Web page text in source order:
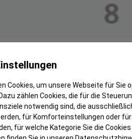
­darauf achten,­
gilt­ nicht­ nur ­für
Regel­ vor ­allem ­bei­
WW­Aufnahmen
­des ­Fotos­ führt.
Cookies, um unsere Webseite für
zählen Cookies, die für die
notwendig sind, die
für Komforteinstellungen oder
für welche Kategorie Sie die